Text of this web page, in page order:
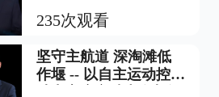
235次观看
坚守主航道 深淘滩低
作堰 -- 以自主运动控制